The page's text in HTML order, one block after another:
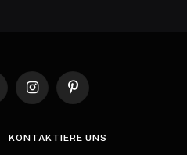
InstagramPinterest
KONTAKTIERE UNS